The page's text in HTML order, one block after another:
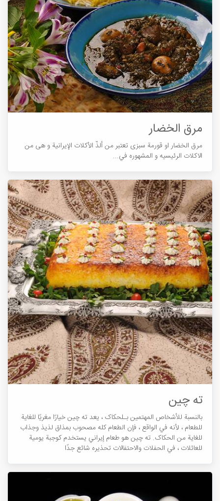
مرق الخضار
مرق الخضار او قورمة سبزی تعتبر من ألذّ الأكلات الإيرانية و هی من
الاکلات الرئیسیه و المشهوره في...
ته چین
بالنسبة للأشخاص المهتمين بـلحکاک ، يعد ته چین خيارًا مغريًا للغاية
للطعام ، لأنه في الواقع ، فإن الطعام كله مصحوب بمذاق لذيذ وجذاب
للغاية من الحکاک. ته چین هو طعام إيراني يستخدم كوجبة يومية
للعائلات ، في الحفلات والاحتفالات تحذیره شائع جدًا